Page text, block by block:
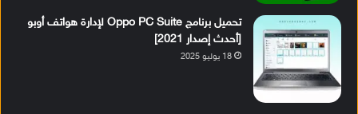
تحميل برنامج Oppo PC Suite لإدارة هواتف أوبو
[أحدث إصدار 2021]
18 يوليو 2025